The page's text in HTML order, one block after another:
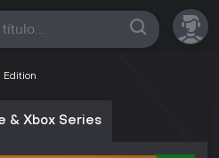
Edition
& Xbox Series